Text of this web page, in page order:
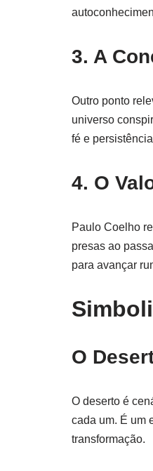
3. A
Outro ponto
universo
fé e
4. O
Paulo Coelho
presas ao
para avançar
O
O deserto é
cada um. É um
transformação.